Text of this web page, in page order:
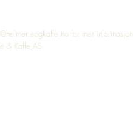
for mer informasjon
& Kaffe AS